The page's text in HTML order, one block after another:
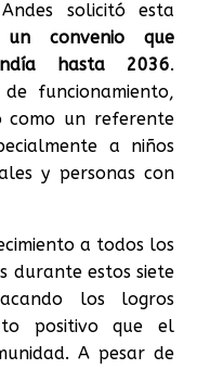
solicitó esta
convenio que
hasta 2036.
funcionamiento,
como un referente
a niños
y personas con
a todos los
durante estos siete
los logros
positivo que el
A pesar de